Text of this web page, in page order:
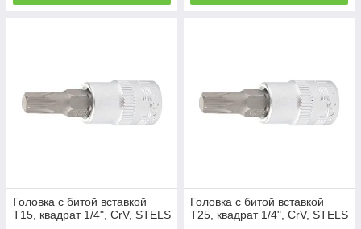
Головка с битой вставкой
T15, квадрат 1/4", CrV, STELS
Головка с битой вставкой
T25, квадрат 1/4", CrV, STELS